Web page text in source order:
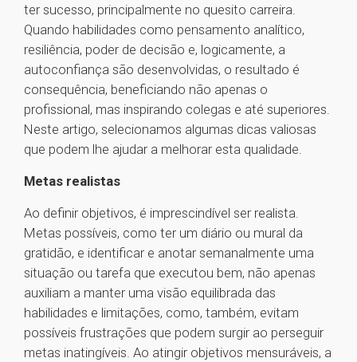
ter sucesso, principalmente no quesito carreira.
Quando habilidades como pensamento analítico,
resiliência, poder de decisão e, logicamente, a
autoconfiança são desenvolvidas, o resultado é
consequência, beneficiando não apenas o
profissional, mas inspirando colegas e até superiores.
Neste artigo, selecionamos algumas dicas valiosas
que podem lhe ajudar a melhorar esta qualidade.
Metas realistas
Ao definir objetivos, é imprescindível ser realista.
Metas possíveis, como ter um diário ou mural da
gratidão, e identificar e anotar semanalmente uma
situação ou tarefa que executou bem, não apenas
auxiliam a manter uma visão equilibrada das
habilidades e limitações, como, também, evitam
possíveis frustrações que podem surgir ao perseguir
metas inatingíveis. Ao atingir objetivos mensuráveis, a